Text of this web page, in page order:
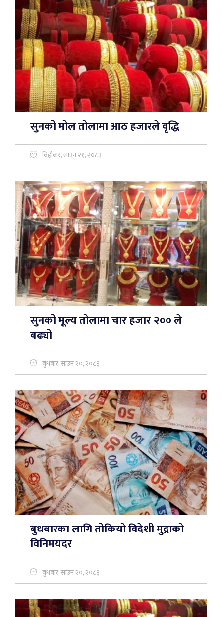
सुनको मोल तोलामा आठ हजारले वृद्धि
बिहीबार, साउन २१, २०८३
सुनको मूल्य तोलामा चार हजार २०० ले
बढ्यो
बुधबार, साउन २०, २०८३
बुधबारका लागि तोकियो विदेशी मुद्राको
विनिमयदर
बुधबार, साउन २०, २०८३